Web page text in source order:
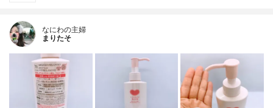
なにわの主婦
まりたそ